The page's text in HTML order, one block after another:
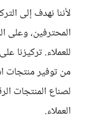
لأننا نهدف إلى
المحترفين، وعلى
للعملاء. تركيزنا
من توفير منتجات
لصناع المنتجات
العملاء.